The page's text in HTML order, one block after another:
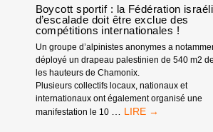
DÉBUT
DE
L’ANNÉE
2026
Boycott sportif : la Fédération
d’escalade doit être exclue des
compétitions internationales !
Un groupe d’alpinistes anonymes a
déployé un drapeau palestinien de 540 m2
les hauteurs de Chamonix.
Plusieurs collectifs locaux, nationaux et
internationaux ont également organisé une
manifestation le 10
BOYCOTT